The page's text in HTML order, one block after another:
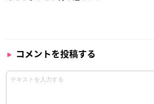
コメントを投稿する